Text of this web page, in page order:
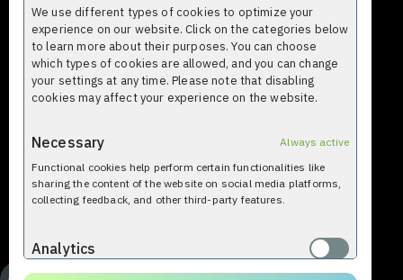
© Profium 2009-2026. Kaikki oikeudet pidetään. Profium
Sense™ on Profium® käyttämä tavaramerkki.
We use different types of cookies to optimize your
experience on our website. Click on the categories below
to learn more about their purposes. You can choose
which types of cookies are allowed, and you can change
your settings at any time. Please note that disabling
cookies may affect your experience on the website.
Necessary
Always active
Functional cookies help perform certain functionalities like
sharing the content of the website on social media platforms,
collecting feedback, and other third-party features.
Analytics
Analytical cookies are used to understand how visitors interact